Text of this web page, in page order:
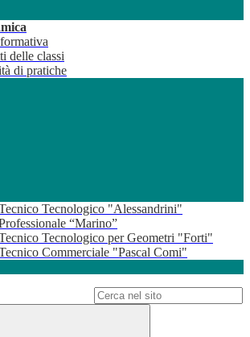
delle classi
di pratiche
Tecnologico "Alessandrini"
“Marino”
Tecnologico per Geometri "Forti"
Commerciale "Pascal Comi"